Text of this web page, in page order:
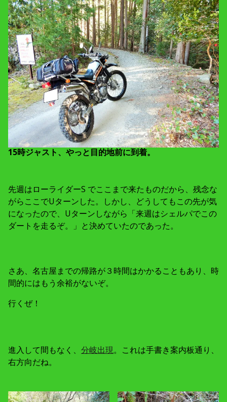
15時ジャスト、やっと目的地前に到着。
先週はローライダーS でここまで来たものだから、残念な
がらここでUターンした。しかし、どうしてもこの先が気
になったので、Uターンしながら「来週はシェルパでこの
ダートを走るぞ。」と決めていたのであった。
さあ、名古屋までの帰路が３時間はかかることもあり、時
間的にはもう余裕がないぞ。
行くぜ！
進入して間もなく、 分岐出現。これは手書き案内板通り、
右方向だね。